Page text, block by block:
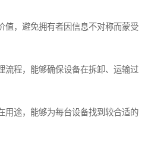
值，避免拥有者因信息不对称而蒙受
流程，能够确保设备在拆卸、运输过
用途，能够为每台设备找到较合适的